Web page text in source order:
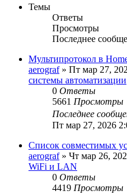
Темы
Ответы
Просмотры
Последнее
Мультипротокол в
aerograf» Пт мар 27,
системы автоматизации
0 Ответы
5661 Просмотры
Последнее
Пт мар 27, 2026
Список совместимых
aerograf» Чт мар 26,
WiFi и LAN
0 Ответы
4419 Просмотры